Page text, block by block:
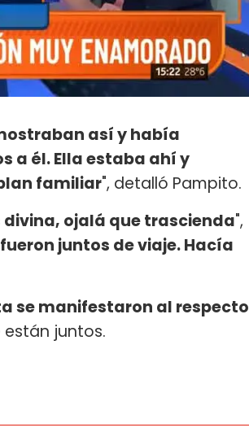
así y había
a él. Ella estaba ahí y
familiar", detalló Pampito.
divina, ojalá que trascienda",
juntos de viaje. Hacía
se manifestaron al respecto
juntos.